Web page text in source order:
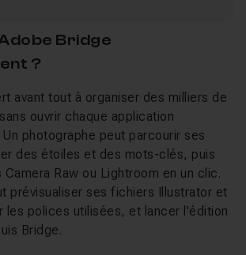
Bridge
?
avant tout à organiser des milliers de
ouvrir chaque application
Un photographe peut parcourir ses
des étoiles et des mots-clés, puis
Camera Raw ou Lightroom en un clic.
prévisualiser ses fichiers Illustrator et
les polices utilisées, et lancer l'édition
Bridge.